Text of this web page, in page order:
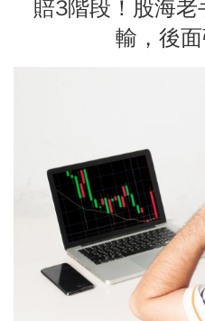
賠3階段！股海
輸，後